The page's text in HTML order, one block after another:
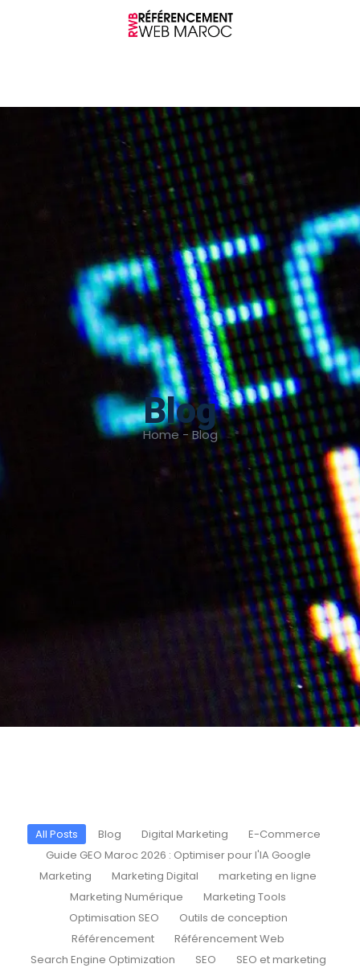
Blog
Home - Blog
All Posts Blog Digital Marketing
E-Commerce
Guide GEO Maroc 2026 : Optimiser pour l'IA Google
Marketing
Marketing Digital
marketing en ligne
Marketing Numérique
Marketing Tools
Optimisation SEO
Outils de conception
Référencement
Référencement Web
Search Engine Optimization
SEO
SEO et marketing